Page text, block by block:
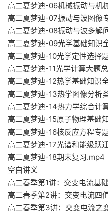
高二夏梦迪-06机械振动与机
高二夏梦迪-07振动与波图像
高二夏梦迪-08振动与波多解
高二夏梦迪-09光学基础知识
高二夏梦迪-10光学定性选择
高二夏梦迪-11光学计算大题
高二夏梦迪-12热学基础知识
高二夏梦迪-13热学图像分析
高二夏梦迪-14热力学综合计
高二夏梦迪-15原子物理基础
高二夏梦迪-16核反应方程专
高二夏梦迪-17光谱和能级跃
高二夏梦迪-18期末复习.mp4
空白讲义
高二春季第1讲：交变电流基
高二春季第2讲：交变电流四
高二春季第3讲：交变电流之